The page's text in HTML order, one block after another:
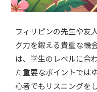
フィリピンの先生や友
グ力を鍛える貴重な機
は、学生のレベルに合
た重要なポイントでは
心者でもリスニングを